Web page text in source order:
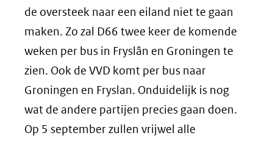
de oversteek naar een eiland niet te gaan
maken. Zo zal D66 twee keer de komende
weken per bus in Fryslân en Groningen te
zien. Ook de VVD komt per bus naar
Groningen en Fryslan. Onduidelijk is nog
wat de andere partijen precies gaan doen.
Op 5 september zullen vrijwel alle